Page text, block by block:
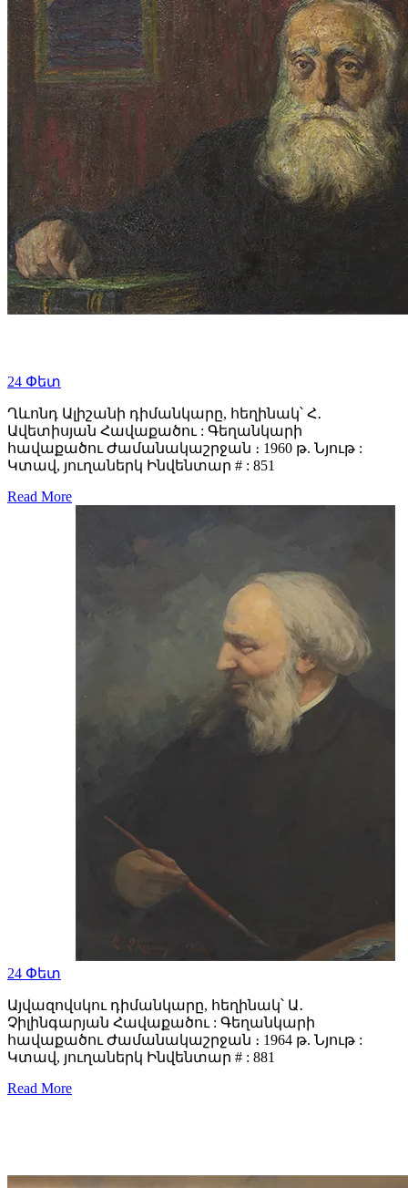
24 Փետ
Ղևոնդ Ալիշանի դիմանկարը, հեղինակ՝ Հ․
Ավետիսյան Հավաքածու : Գեղանկարի
հավաքածու Ժամանակաշրջան ։ 1960 թ. Նյութ :
Կտավ, յուղաներկ Ինվենտար # : 851
Read More
24 Փետ
Այվազովսկու դիմանկարը, հեղինակ՝ Ա․
Չիլինգարյան Հավաքածու : Գեղանկարի
հավաքածու Ժամանակաշրջան ։ 1964 թ. Նյութ :
Կտավ, յուղաներկ Ինվենտար # : 881
Read More